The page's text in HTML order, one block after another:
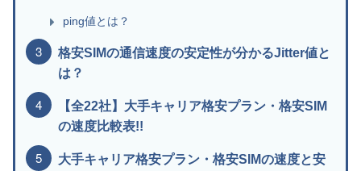
ping値とは？
格安SIMの通信速度の安定性が分かるJitter値と
は？
【全22社】大手キャリア格安プラン・格安SIM
の速度比較表!!
大手キャリア格安プラン・格安SIMの速度と安